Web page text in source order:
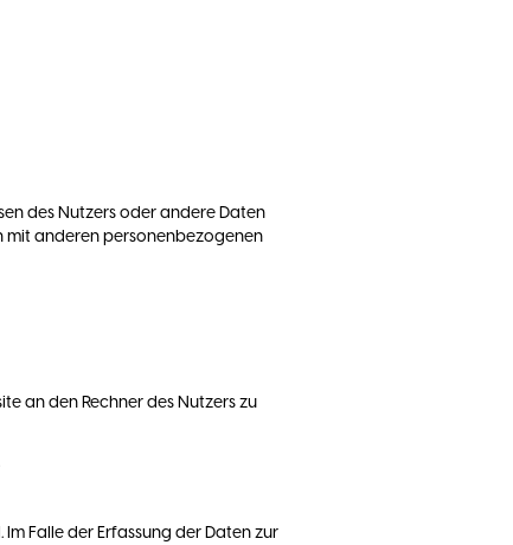
des Nutzers oder andere Daten
mit anderen personenbezogenen
an den Rechner des Nutzers zu
Falle der Erfassung der Daten zur